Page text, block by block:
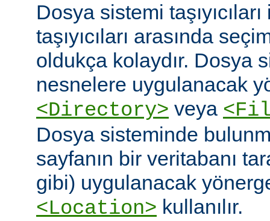
Dosya sistemi
taşıyıcıları arasında
oldukça kolaydır. Dosya
nesnelere uygulanacak
<Directory> veya
Dosya sisteminde
sayfanın bir veritabanı
gibi) uygulanacak
<Location> kullanılır.